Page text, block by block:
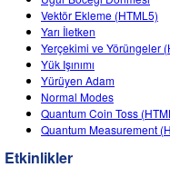
Vektör Ekleme (HTML5)
Yarı İletken
Yerçekimi ve Yörüngeler
Yük Işınımı
Yürüyen Adam
Normal Modes
Quantum Coin Toss
Quantum Measurement
Etkinlikler